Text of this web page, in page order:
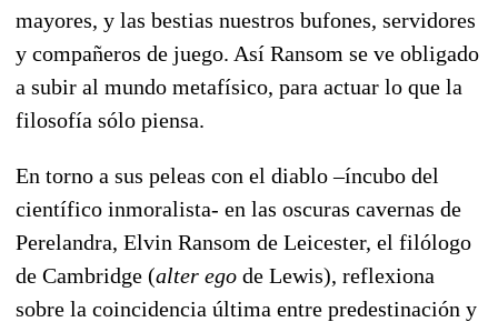
mayores, y las bestias nuestros bufones, servidores
y compañeros de juego. Así Ransom se ve obligado
a subir al mundo metafísico, para actuar lo que la
filosofía sólo piensa.
En torno a sus peleas con el diablo –íncubo del
científico inmoralista- en las oscuras cavernas de
Perelandra, Elvin Ransom de Leicester, el filólogo
de Cambridge (alter ego de Lewis), reflexiona
sobre la coincidencia última entre predestinación y